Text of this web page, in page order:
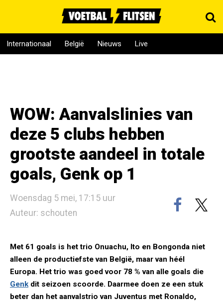
Internationaal België Nieuws Live
WOW: Aanvalslinies van
deze 5 clubs hebben
grootste aandeel in totale
goals, Genk op 1
Woensdag 5 mei, 17:15 uur
Auteur: schouten
Met 61 goals is het trio Onuachu, Ito en Bongonda niet
alleen de productiefste van België, maar van héél
Europa. Het trio was goed voor 78 % van alle goals die
Genkdit seizoen scoorde. Daarmee doen ze een stuk
beter dan het aanvalstrio van Juventus met Ronaldo,